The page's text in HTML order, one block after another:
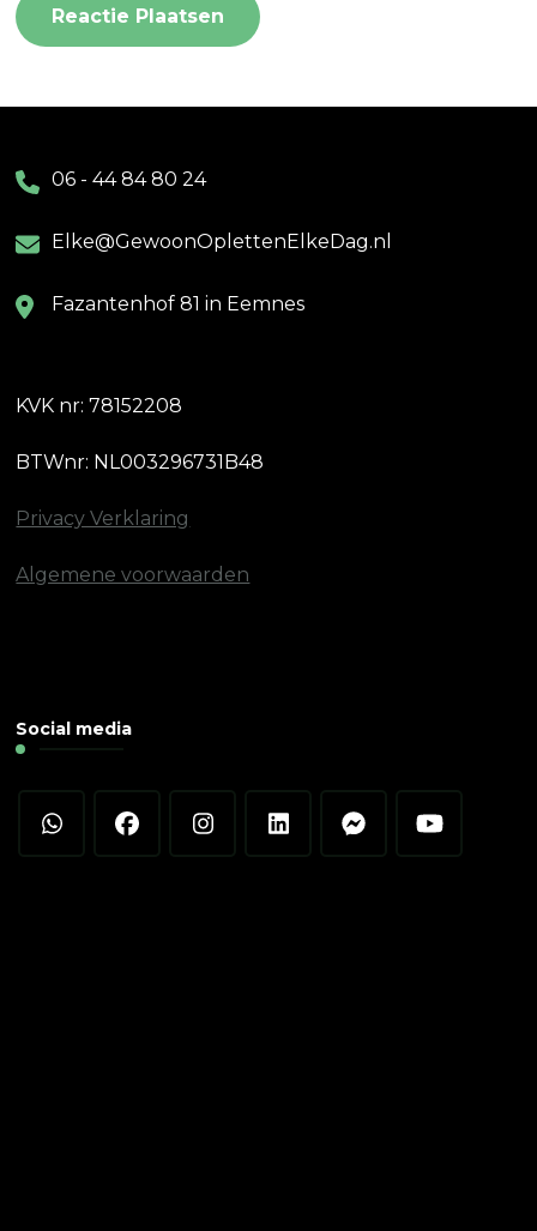
06 - 44 84 80 24
Elke@GewoonOplettenElkeDag.nl
Fazantenhof 81 in Eemnes
KVK nr: 78152208
BTWnr: NL003296731B48
Privacy Verklaring
Algemene voorwaarden
Social media